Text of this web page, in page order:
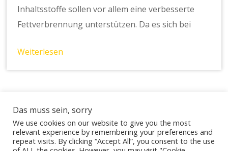
Inhaltsstoffe sollen vor allem eine verbesserte
Fettverbrennung unterstützen. Da es sich bei
Weiterlesen
Lebe den Tag
© 2026
Das muss sein, sorry
We use cookies on our website to give you the most
relevant experience by remembering your preferences and
repeat visits. By clicking “Accept All”, you consent to the use